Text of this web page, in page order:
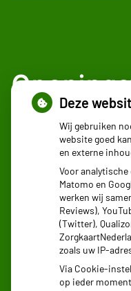
Woensdag:
Donderdag:
Deze
Wij gebruiken
website goed
en externe
Voor
Matomo en
werken wij
Reviews),
(Twitter),
zoals uw IP-
Via Cookie-
op ieder